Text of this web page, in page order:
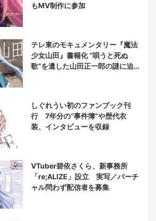
もMV制作に参加
テレ東のモキュメンタリー『魔法
少女山田』書籍化 “唄うと死ぬ
歌”を遺した山田正一郎の謎に迫
しぐれうい初のファンブック刊
行 7年分の“事件簿”や歴代衣
装、インタビューを収録
VTuber碧依さくら、新事務所
「re;ALIZE」設立 実写／バーチ
ャル問わず配信者を募集